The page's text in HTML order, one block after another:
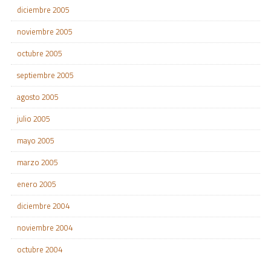
diciembre 2005
noviembre 2005
octubre 2005
septiembre 2005
agosto 2005
julio 2005
mayo 2005
marzo 2005
enero 2005
diciembre 2004
noviembre 2004
octubre 2004